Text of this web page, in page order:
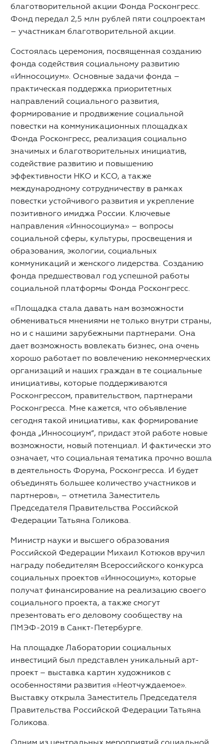
благотворительной акции Фонда Росконгресс.
Фонд передал 2,5 млн рублей пяти соцпроектам
– участникам благотворительной акции.
Состоялась церемония, посвященная созданию
фонда содействия социальному развитию
«Инносоциум». Основные задачи фонда –
практическая поддержка приоритетных
направлений социального развития,
формирование и продвижение социальной
повестки на коммуникационных площадках
Фонда Росконгресс, реализация социально
значимых и благотворительных инициатив,
содействие развитию и повышению
эффективности НКО и КСО, а также
международному сотрудничеству в рамках
повестки устойчивого развития и укрепление
позитивного имиджа России. Ключевые
направления «Инносоциума» – вопросы
социальной сферы, культуры, просвещения и
образования, экологии, социальных
коммуникаций и женского лидерства. Созданию
фонда предшествовал год успешной работы
социальной платформы Фонда Росконгресс.
«Площадка стала давать нам возможности
обмениваться мнениями не только внутри страны,
но и с нашими зарубежными партнерами. Она
дает возможность вовлекать бизнес, она очень
хорошо работает по вовлечению некоммерческих
организаций и наших граждан в те социальные
инициативы, которые поддерживаются
Росконгрессом, правительством, партнерами
Росконгресса. Мне кажется, что объявление
сегодня такой инициативы, как формирование
фонда „Инносоциум“, придаст этой работе новые
возможности, новый потенциал. И фактически это
означает, что социальная тематика прочно вошла
в деятельность Форума, Росконгресса. И будет
объединять большее количество участников и
партнеров», – отметила Заместитель
Председателя Правительства Российской
Федерации Татьяна Голикова.
Министр науки и высшего образования
Российской Федерации Михаил Котюков вручил
награду победителям Всероссийского конкурса
социальных проектов «Инносоциум», которые
получат финансирование на реализацию своего
социального проекта, а также смогут
презентовать его деловому сообществу на
ПМЭФ-2019 в Санкт-Петербурге.
На площадке Лаборатории социальных
инвестиций был представлен уникальный арт-
проект – выставка картин художников с
особенностями развития «Неотчуждаемое».
Выставку открыла Заместитель Председателя
Правительства Российской Федерации Татьяна
Голикова.